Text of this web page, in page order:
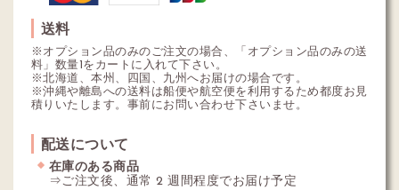
送料
※オプション品のみのご注文の場合、「オプション品のみの送
料」数量1をカートに入れて下さい。
※北海道、本州、四国、九州へお届けの場合です。
※沖縄や離島への送料は船便や航空便を利用するため都度お見
積りいたします。事前にお問い合わせ下さいませ。
配送について
在庫のある商品
⇒ご注文後、通常 2 週間程度でお届け予定